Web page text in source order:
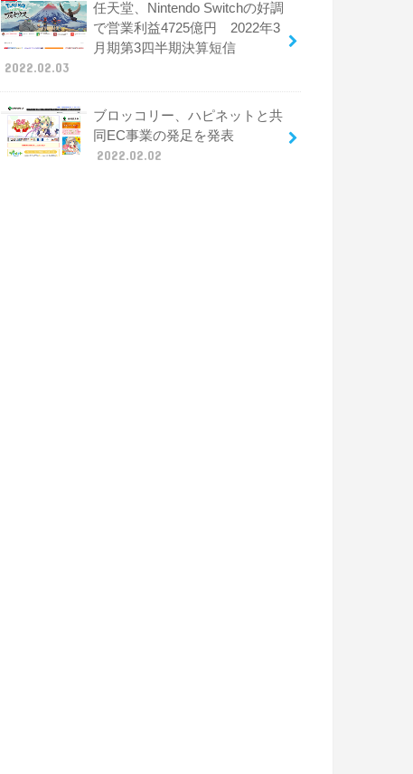
任天堂、Nintendo Switchの好調
で営業利益4725億円 2022年3
月期第3四半期決算短信
2022.02.03
ブロッコリー、ハピネットと共
同EC事業の発足を発表
2022.02.02